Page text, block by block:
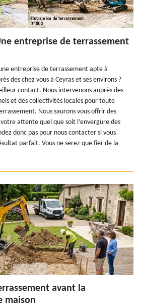
entreprise de terrassement
entreprise de terrassement apte à
des chez vous à Ceyras et ses environs ?
contact. Nous intervenons auprès des
et des collectivités locales pour toute
Nous saurons vous offrir des
attente quel que soit l’envergure des
donc pas pour nous contacter si vous
parfait. Vous ne serez que fier de la
avant la
maison